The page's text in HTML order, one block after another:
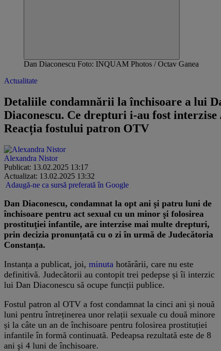
Dan Diaconescu Foto: INQUAM Photos / Octav Ganea
Actualitate
Detaliile condamnării la închisoare a lui
Diaconescu. Ce drepturi i-au fost interzise
Reacția fostului patron OTV
Alexandra Nistor
Publicat: 13.02.2025 13:17
Actualizat: 13.02.2025 13:32
Adaugă-ne ca sursă preferată în Google
Dan Diaconescu, condamnat la opt ani şi patru luni de
închisoare pentru act sexual cu un minor şi folosirea
prostituţiei infantile, are interzise mai multe drepturi,
prin decizia pronunțată cu o zi în urmă de Judecătoria
Constanța.
Instanța a publicat, joi, minuta hotărârii, care nu este
definitivă. Judecătorii au contopit trei pedepse și îi interzic
lui Dan Diaconescu să ocupe funcții publice.
Fostul patron al OTV a fost condamnat la cinci ani și nouă
luni pentru întreținerea unor relații sexuale cu două minore
și la câte un an de închisoare pentru folosirea prostituției
infantile în formă continuată. Pedeapsa rezultată este de 8
ani şi 4 luni de închisoare.